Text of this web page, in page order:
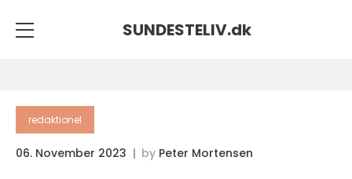
SUNDESTELIV.dk
redaktionel
06. November 2023 by Peter Mortensen